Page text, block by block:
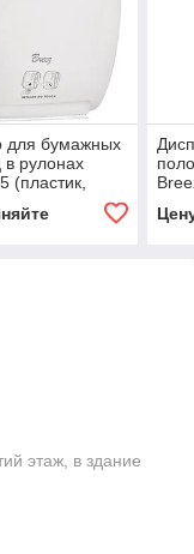
для бумажных
в рулонах
(пластик,
этаж, в здание